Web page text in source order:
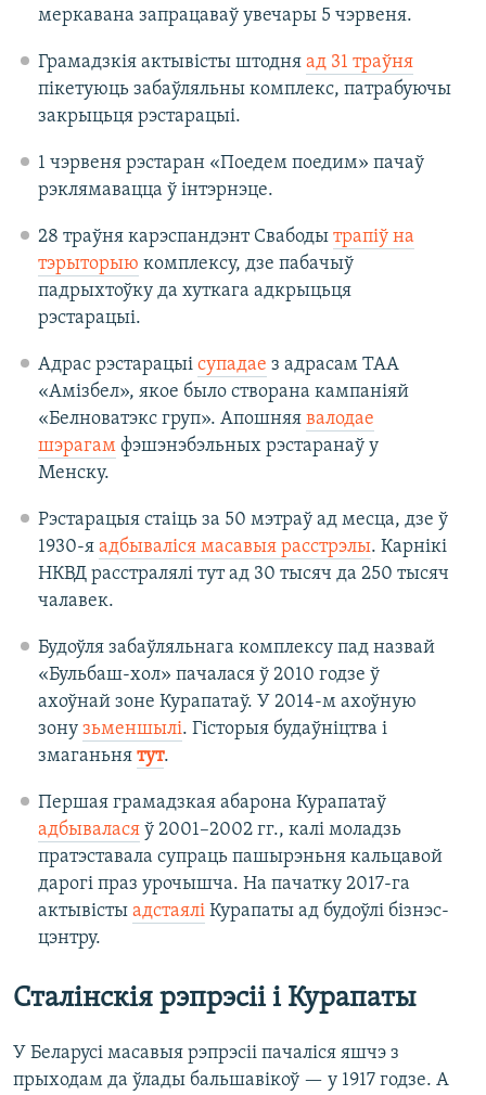
меркавана запрацаваў увечары 5 чэрвеня.
Грамадзкія актывісты штодня ад 31 траўня
пікетуюць забаўляльны комплекс, патрабуючы
закрыцьця рэстарацыі.
1 чэрвеня рэстаран «Поедем поедим» пачаў
рэклямавацца ў інтэрнэце.
28 траўня карэспандэнт Свабоды трапіў на
тэрыторыю комплексу, дзе пабачыў
падрыхтоўку да хуткага адкрыцьця
рэстарацыі.
Адрас рэстарацыі супадае з адрасам ТАА
«Амізбел», якое было створана кампаніяй
«Белноватэкс груп». Апошняя валодае
шэрагамфэшэнэбэльных рэстаранаў у
Менску.
Рэстарацыя стаіць за 50 мэтраў ад месца, дзе ў
1930-я адбываліся масавыя расстрэлы. Карнікі
НКВД расстралялі тут ад 30 тысяч да 250 тысяч
чалавек.
Будоўля забаўляльнага комплексу пад назвай
«Бульбаш-хол» пачалася ў 2010 годзе ў
ахоўнай зоне Курапатаў. У 2014-м ахоўную
зону зьменшылі. Гісторыя будаўніцтва і
змаганьня тут.
Першая грамадзкая абарона Курапатаў
адбываласяў 2001–2002 гг., калі моладзь
пратэставала супраць пашырэньня кальцавой
дарогі праз урочышча. На пачатку 2017-га
актывісты адстаяліКурапаты ад будоўлі бізнэс-
цэнтру.​
Сталінскія рэпрэсіі і Курапаты
У Беларусі масавыя рэпрэсіі пачаліся яшчэ з
прыходам да ўлады бальшавікоў — у 1917 годзе. А